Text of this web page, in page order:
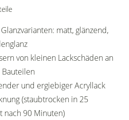
matt, glänzend,
von kleinen Lackschäden an
Bauteilen
und ergiebiger Acryllack
(staubtrocken in 25
nach 90 Minuten)